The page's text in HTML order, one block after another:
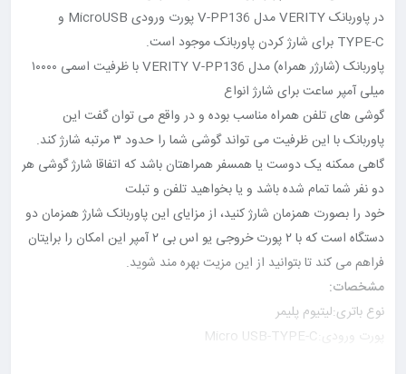
در پاوربانک VERITY مدل V-PP136 پورت ورودی MicroUSB و
TYPE-C برای شارژ کردن پاوربانک موجود است.
پاوربانک (شارژر همراه) مدل VERITY V-PP136 با ظرفیت اسمی ۱۰۰۰۰
میلی آمپر ساعت برای شارژ انواع
گوشی های تلفن همراه مناسب بوده و در واقع می توان گفت این
پاوربانک با این ظرفیت می تواند گوشی شما را حدود ۳ مرتبه شارژ کند.
گاهی ممکنه یک دوست یا همسفر همراهتان باشد که اتفاقا شارژ گوشی هر
دو نفر شما تمام شده باشد و یا بخواهید تلفن و تبلت
خود را بصورت همزمان شارژ کنید، از مزایای این پاوربانک شارژ همزمان دو
دستگاه است که با ۲ پورت خروجی یو اس بی ۲ آمپر این امکان را برایتان
فراهم می کند تا بتوانید از این مزیت بهره مند شوید.
مشخصات:
نوع باتری:لیتیوم پلیمر
پورت ورودی:Micro USB-TYPE-C